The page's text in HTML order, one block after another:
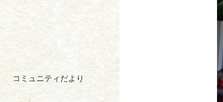
コミュニティだより